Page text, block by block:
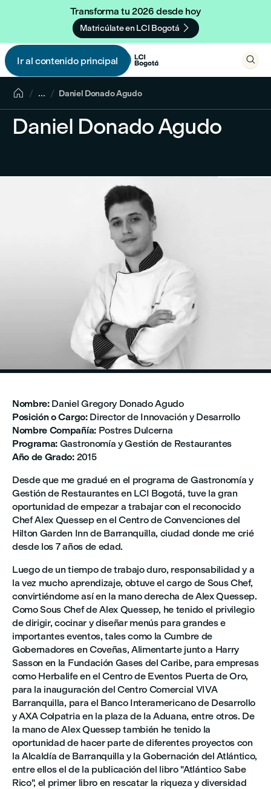
Transforma tu 2026 desde hoy
Matricúlate en LCI Bogotá 
Ir al contenido principal
 
 ... Daniel Donado Agudo
Daniel Donado Agudo
Nombre: Daniel Gregory Donado Agudo
Posición o Cargo: Director de Innovación y Desarrollo
Nombre Compañía: Postres Dulcerna
Programa: Gastronomía y Gestión de Restaurantes
Año de Grado: 2015
Desde que me gradué en el programa de Gastronomía y
Gestión de Restaurantes en LCI Bogotá, tuve la gran
oportunidad de empezar a trabajar con el reconocido
Chef Alex Quessep en el Centro de Convenciones del
Hilton Garden Inn de Barranquilla, ciudad donde me crié
desde los 7 años de edad.
Luego de un tiempo de trabajo duro, responsabilidad y a
la vez mucho aprendizaje, obtuve el cargo de Sous Chef,
convirtiéndome así en la mano derecha de Alex Quessep.
Como Sous Chef de Alex Quessep, he tenido el privilegio
de dirigir, cocinar y diseñar menús para grandes e
importantes eventos, tales como la Cumbre de
Gobernadores en Coveñas, Alimentarte junto a Harry
Sasson en la Fundación Gases del Caribe, para empresas
como Herbalife en el Centro de Eventos Puerta de Oro,
para la inauguración del Centro Comercial VIVA
Barranquilla, para el Banco Interamericano de Desarrollo
y AXA Colpatria en la plaza de la Aduana, entre otros. De
la mano de Alex Quessep también he tenido la
oportunidad de hacer parte de diferentes proyectos con
la Alcaldía de Barranquilla y la Gobernación del Atlántico,
entre ellos el de la publicación del libro "Atlántico Sabe
Rico", el primer libro en rescatar la riqueza y diversidad